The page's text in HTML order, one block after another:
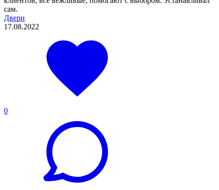
сам.
Двери
17.08.2022
0